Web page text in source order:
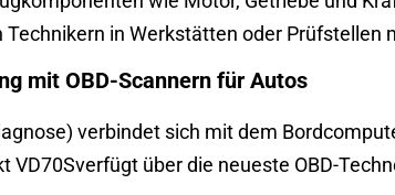
in Werkstätten oder Prüfstellen
mit OBD-Scannern für Autos
verbindet sich mit dem
VD70Sverfügt über die neueste OBD-